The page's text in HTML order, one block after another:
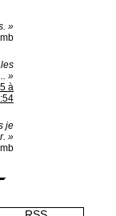
»
»
à
je
»